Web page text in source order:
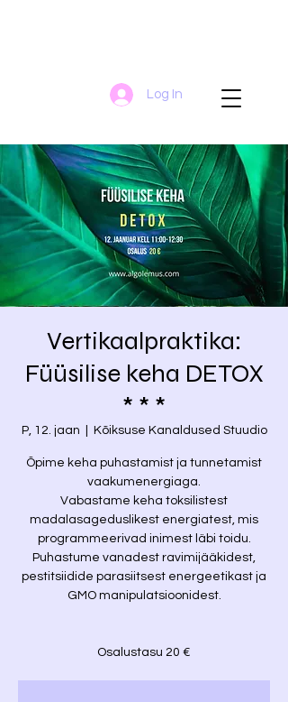
Log In
Vertikaalpraktika:
Füüsilise keha DETOX
* * *
P, 12. jaan Kõiksuse Kanaldused Stuudio
Õpime keha puhastamist ja tunnetamist
vaakumenergiaga.
Vabastame keha toksilistest
madalasageduslikest energiatest, mis
programmeerivad inimest läbi toidu.
Puhastume vanadest ravimijääkidest,
pestitsiidide parasiitsest energeetikast ja
GMO manipulatsioonidest.
Osalustasu 20 €